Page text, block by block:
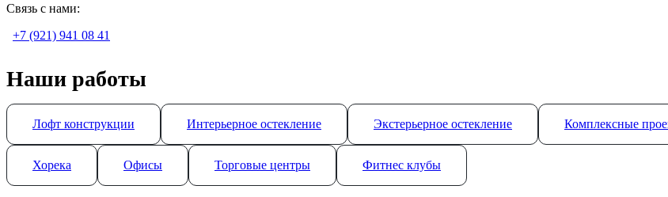
Связь с нами:
+7 (921) 941 08 41
Наши работы
Лофт конструкции Интерьерное остекление Экстерьерное остекление Комплексные
Хорека Офисы Торговые центры Фитнес клубы